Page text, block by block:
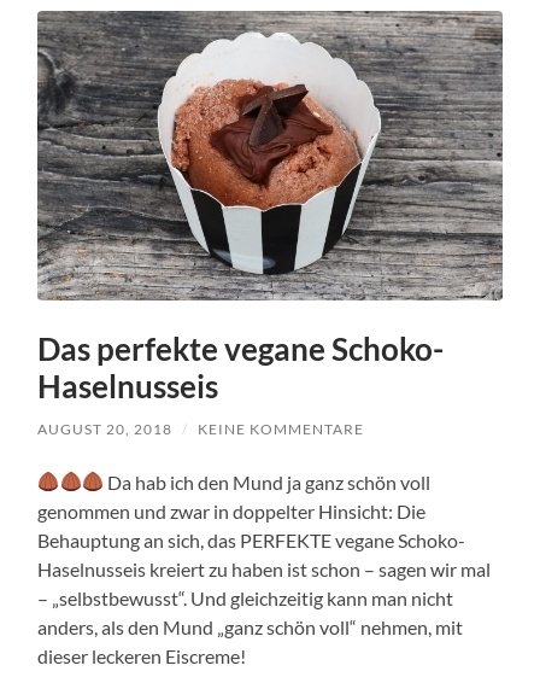
Das perfekte vegane Schoko-
Haselnusseis
AUGUST 20, 2018 / KEINE KOMMENTARE
Da hab ich den Mund ja ganz schön voll
genommen und zwar in doppelter Hinsicht: Die
Behauptung an sich, das PERFEKTE vegane Schoko-
Haselnusseis kreiert zu haben ist schon – sagen wir mal
– „selbstbewusst“. Und gleichzeitig kann man nicht
anders, als den Mund „ganz schön voll“ nehmen, mit
dieser leckeren Eiscreme!